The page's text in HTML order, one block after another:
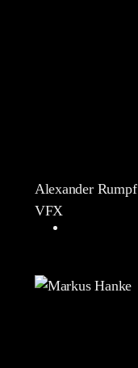
Alexander Rumpf
VFX